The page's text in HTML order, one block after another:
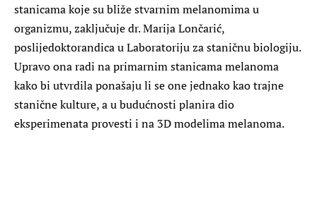
stanicama koje su bliže stvarnim melanomima u
organizmu, zaključuje dr.Marija Lončarić,
poslijedoktorandica u Laboratoriju za staničnu biologiju.
Upravo ona radi na primarnim stanicama melanoma
kako bi utvrdila ponašaju li se one jednako kao trajne
stanične kulture, a u budućnosti planira dio
eksperimenata provesti i na 3D modelima melanoma.